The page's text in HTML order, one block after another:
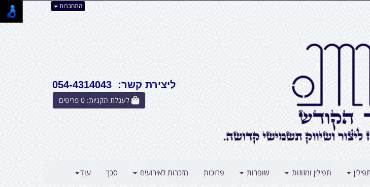
התחברות
ליצירת קשר: 054-4314043
0
תפילין ומזוזות שופרות פרוכות מזכרות לאירועים סכך עוד